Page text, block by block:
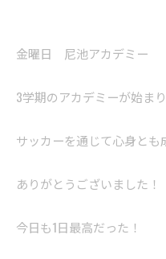
金曜日 尼池アカデミー
3学期のアカデミーが始まり
サッカーを通じて心身とも
ありがとうございました！
今日も1日最高だった！